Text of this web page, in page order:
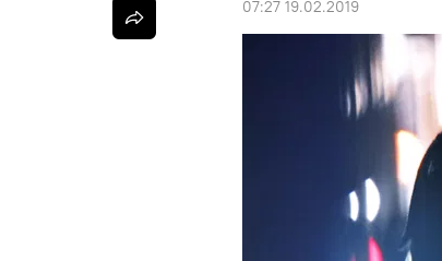
07:27 19.02.2019